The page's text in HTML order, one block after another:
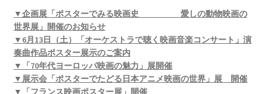
▼企画展「ポスターでみる映画史 愛しの動物映画の
世界展」開催のお知らせ
▼6月13日（土）「オーケストラで聴く映画音楽コンサート」演
奏曲作品ポスター展示のご案内
▼「70年代ヨーロッパ映画の魅力」展開催
▼展示会「ポスターでたどる日本アニメ映画の世界」展 開催